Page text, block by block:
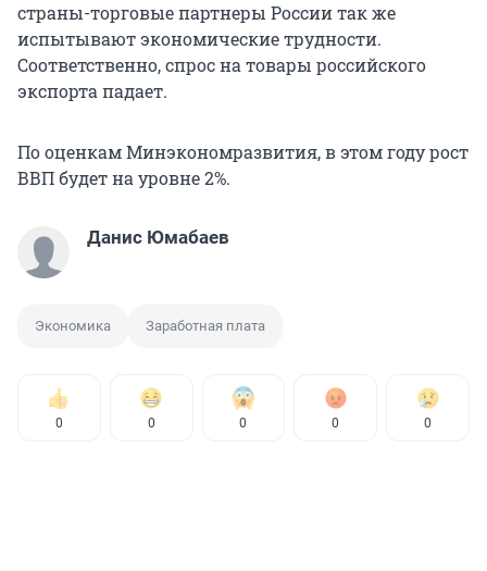
страны-торговые партнеры России так же
испытывают экономические трудности.
Соответственно, спрос на товары российского
экспорта падает.
По оценкам Минэкономразвития, в этом году рост
ВВП будет на уровне 2%.
Данис Юмабаев
Экономика Заработная плата
0 0 0 0 0